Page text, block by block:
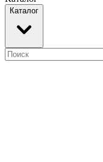
Каталог